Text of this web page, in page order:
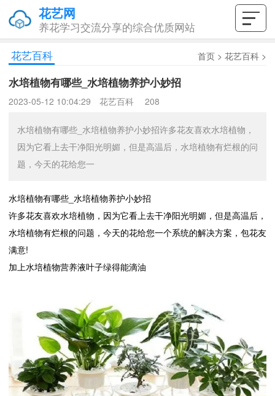
花艺网
养花学习交流分享的综合优质网站
花艺百科
首页 > 花艺百科 >
水培植物有哪些_水培植物养护小妙招
2023-05-12 10:04:29 花艺百科 208
水培植物有哪些_水培植物养护小妙招许多花友喜欢水培植物，
因为它看上去干净阳光明媚，但是高温后，水培植物有烂根的问
题，今天的花给您一
水培植物有哪些_水培植物养护小妙招
许多花友喜欢水培植物，因为它看上去干净阳光明媚，但是高温后，
水培植物有烂根的问题，今天的花给您一个系统的解决方案，包花友
满意!
加上水培植物营养液叶子绿得能滴油